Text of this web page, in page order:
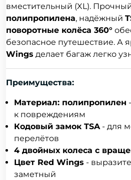
вместительный (XL).
полипропилена, надёжный
поворотные колёса 360°
безопасное путешествие. А
Wings делает багаж легко
Преимущества:
Материал: полипропилен
к повреждениям
Кодовый замок TSA- для
перелётов
4 двойных колеса с
Цвет Red Wings -
заметный